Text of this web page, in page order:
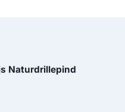
Naturdrillepind